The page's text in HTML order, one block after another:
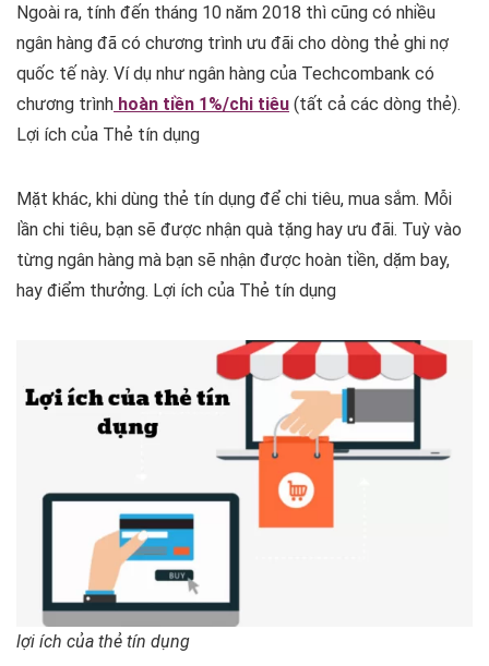
Ngoài ra, tính đến tháng 10 năm 2018 thì cũng có nhiều
ngân hàng đã có chương trình ưu đãi cho dòng thẻ ghi nợ
quốc tế này. Ví dụ như ngân hàng của Techcombank có
chương trình hoàn tiền 1%/chi tiêu (tất cả các dòng thẻ).
Lợi ích của Thẻ tín dụng
Mặt khác, khi dùng thẻ tín dụng để chi tiêu, mua sắm. Mỗi
lần chi tiêu, bạn sẽ được nhận quà tặng hay ưu đãi. Tuỳ vào
từng ngân hàng mà bạn sẽ nhận được hoàn tiền, dặm bay,
hay điểm thưởng. Lợi ích của Thẻ tín dụng
lợi ích của thẻ tín dụng